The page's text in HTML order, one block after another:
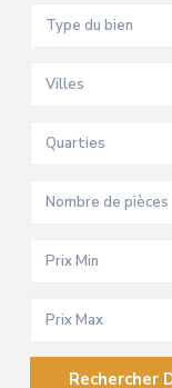
Type du bien
Villes
Quarties
Nombre de pièces